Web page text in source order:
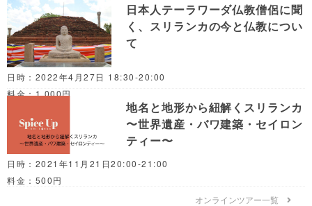
日本人テーラワーダ仏教僧侶に聞
く、スリランカの今と仏教につい
て
日時：2022年4月27日 18:30-20:00
料金：1,000円
地名と地形から紐解くスリランカ
〜世界遺産・バワ建築・セイロン
ティー〜
日時：2021年11月21日20:00-21:00
料金：500円
オンラインツアー一覧